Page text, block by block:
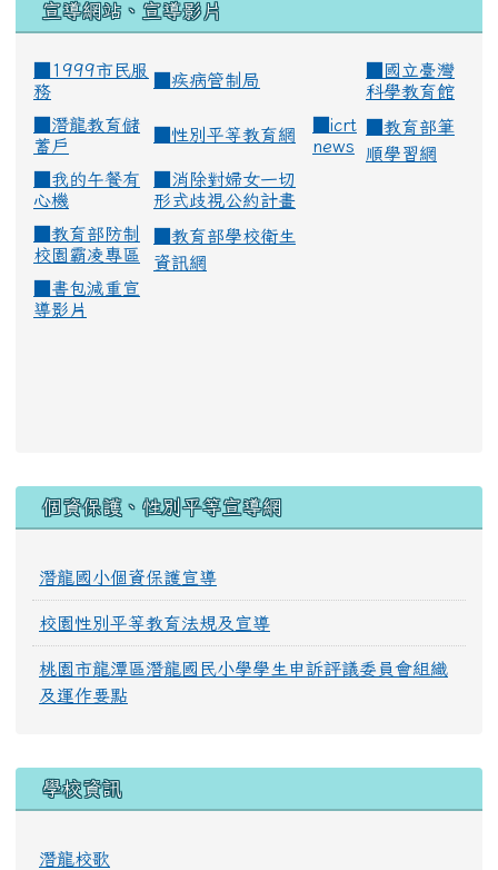
宣導網站、宣導影片
■1999市民服
務
疾病管制局
國立臺灣
科學教育館
潛龍教育儲
蓄戶
性別平等教育網
icrt
news
教育部筆
順學習網
我的午餐有
心機
消除對婦女一切
形式歧視公約計畫
教育部防制
校園霸凌專區
教育部學校衛生
資訊網
書包減重宣
導影片
個資保護、性別平等宣導網
潛龍國小個資保護宣導
校園性別平等教育法規及宣導
桃園市龍潭區潛龍國民小學學生申訴評議委員會組織
及運作要點
學校資訊
潛龍校歌